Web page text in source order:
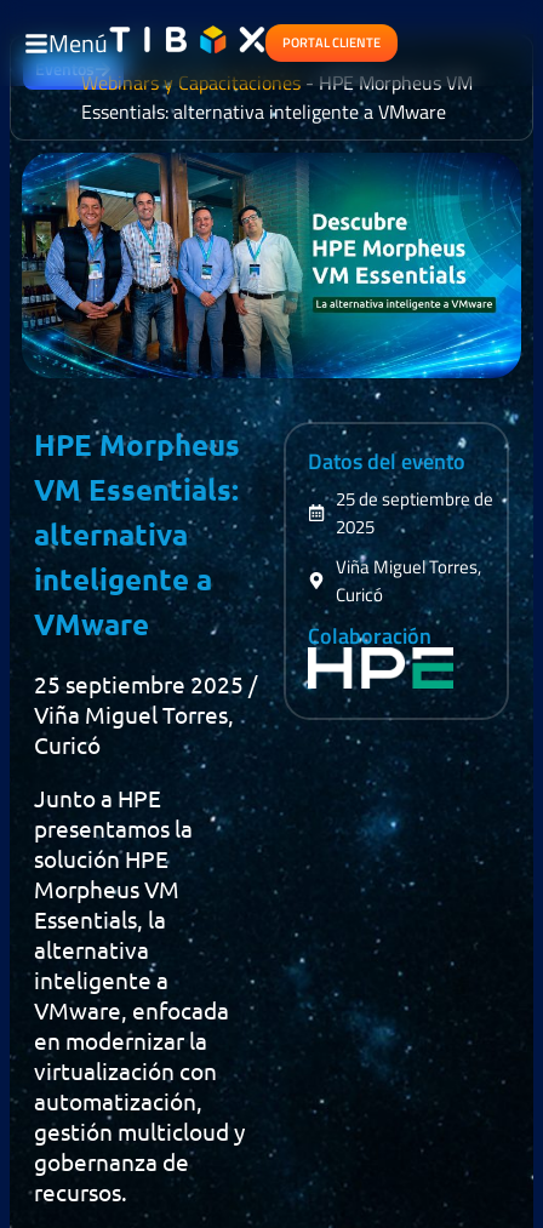
Menú PORTAL CLIENTE
EventosWebinars y Capacitaciones- HPE Morpheus VM
Essentials: alternativa inteligente a VMware
HPE Morpheus
VM Essentials:
alternativa
inteligente a
VMware
25 septiembre 2025 /
Viña Miguel Torres,
Curicó
Junto a HPE
presentamos la
solución HPE
Morpheus VM
Essentials, la
alternativa
inteligente a
VMware, enfocada
en modernizar la
virtualización con
automatización,
gestión multicloud y
gobernanza de
recursos.
Datos del evento
25 de septiembre de
2025
Viña Miguel Torres,
Curicó
Colaboración